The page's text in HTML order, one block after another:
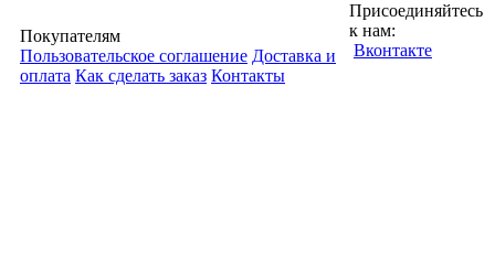
Покупателям
Пользовательское соглашение Доставка и
оплата Как сделать заказ Контакты
Присоединяйтесь
к нам:
Вконтакте